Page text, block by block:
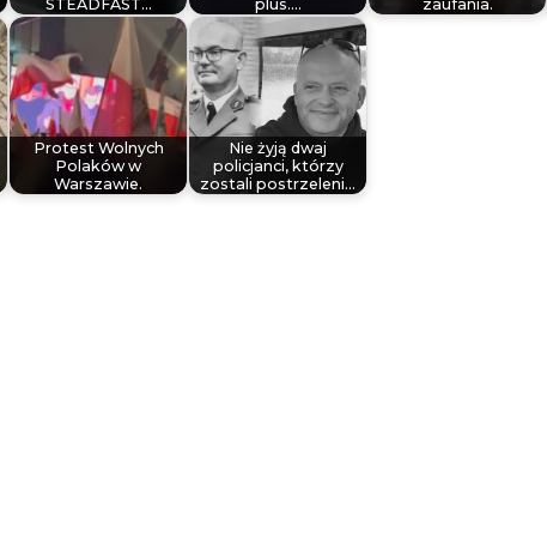
STEADFAST…
plus.…
zaufania.
Protest Wolnych
Polaków w
Warszawie.
Nie żyją dwaj
policjanci, którzy
zostali postrzeleni…